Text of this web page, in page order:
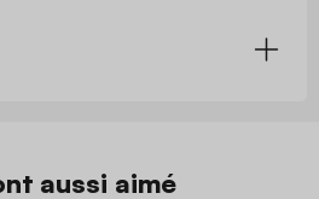
aussi aimé